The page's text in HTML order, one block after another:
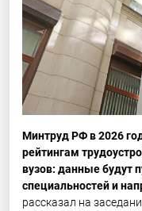
Минтруд РФ в 2026
рейтингам
вузов: данные будут
специальностей и
рассказал на